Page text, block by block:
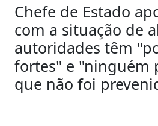
Chefe de Estado
com a situação de
autoridades têm
fortes" e "ninguém
que não foi